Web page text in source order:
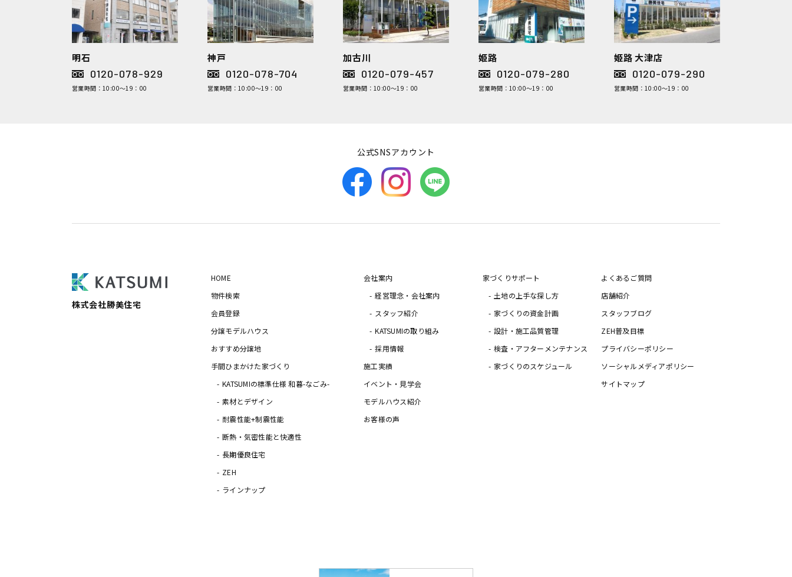
明石
0120-078-929
営業時間：10:00～19：00
神戸
0120-078-704
営業時間：10:00～19：00
加古川
0120-079-457
営業時間：10:00～19：00
姫路
0120-079-280
営業時間：10:00～19：00
姫路 大津店
0120-079-290
営業時間：10:00～19：00
公式SNSアカウント
株式会社勝美住宅
HOME
物件検索
会員登録
分譲モデルハウス
おすすめ分譲地
手間ひまかけた家づくり
KATSUMIの標準仕様 和暮-なごみ-
素材とデザイン
耐震性能+制震性能
断熱・気密性能と快適性
長期優良住宅
ZEH
ラインナップ
会社案内
経営理念・会社案内
スタッフ紹介
KATSUMIの取り組み
採用情報
施工実績
イベント・見学会
モデルハウス紹介
お客様の声
家づくりサポート
土地の上手な探し方
家づくりの資金計画
設計・施工品質管理
検査・アフターメンテナンス
家づくりのスケジュール
よくあるご質問
店舗紹介
スタッフブログ
ZEH普及目標
プライバシーポリシー
ソーシャルメディアポリシー
サイトマップ